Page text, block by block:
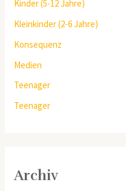
Kinder (5-12 Jahre)
Kleinkinder (2-6 Jahre)
Konsequenz
Medien
Teenager
Teenager
Archiv